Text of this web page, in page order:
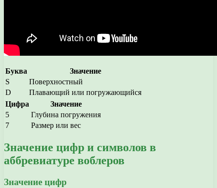
Буква
Значение
S
Поверхностный
D
Плавающий или погружающийся
Цифра
Значение
5
Глубина погружения
7
Размер или вес
Значение цифр и символов в
аббревиатуре воблеров
Значение цифр